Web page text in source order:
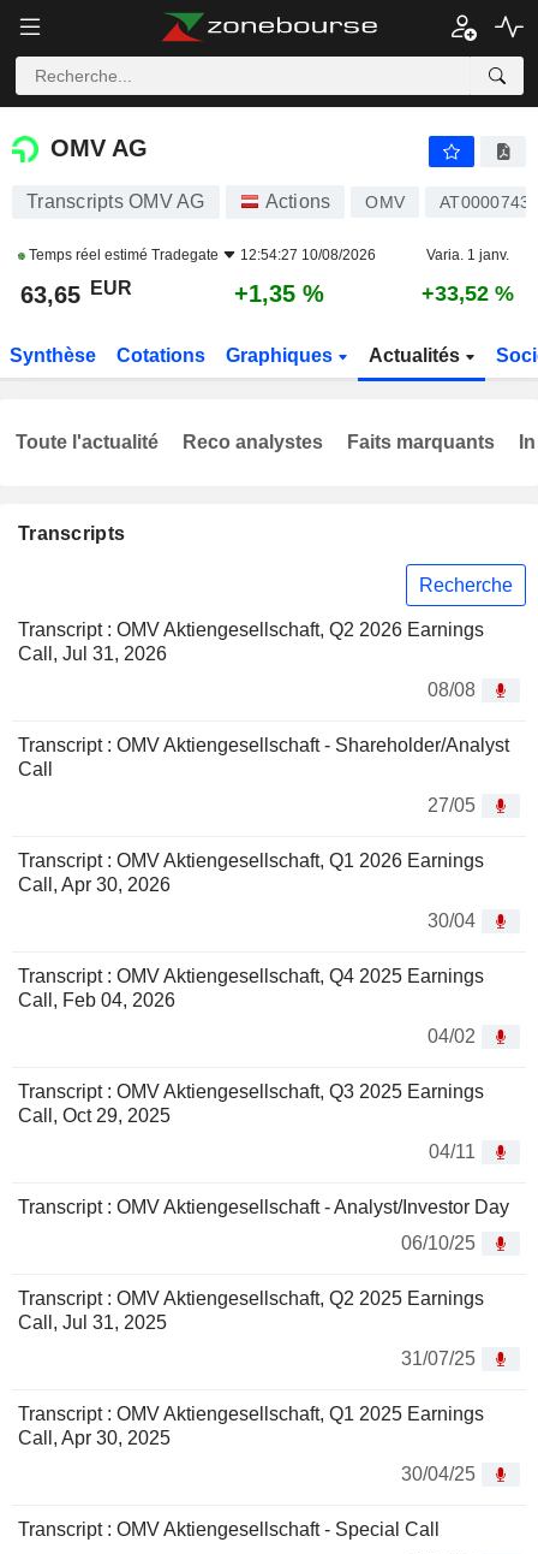
OMV AG
OMV AG
Transcripts OMV AG Actions OMV
Temps réel estimé Tradegate 12:54:27 10/08/2026 Varia. 1 janv.
63,65 EUR +1,35 % +33,52 %
Synthèse Cotations Graphiques Actualités
Transcripts
Recherche
Transcript : OMV Aktiengesellschaft, Q2 2026 Earnings
Call, Jul 31, 2026
08/08
Transcript : OMV Aktiengesellschaft - Shareholder/Analyst
Call
27/05
Transcript : OMV Aktiengesellschaft, Q1 2026 Earnings
Call, Apr 30, 2026
30/04
Transcript : OMV Aktiengesellschaft, Q4 2025 Earnings
Call, Feb 04, 2026
04/02
Transcript : OMV Aktiengesellschaft, Q3 2025 Earnings
Call, Oct 29, 2025
04/11
Transcript : OMV Aktiengesellschaft - Analyst/Investor Day
06/10/25
Transcript : OMV Aktiengesellschaft, Q2 2025 Earnings
Call, Jul 31, 2025
31/07/25
Transcript : OMV Aktiengesellschaft, Q1 2025 Earnings
Call, Apr 30, 2025
30/04/25
Transcript : OMV Aktiengesellschaft - Special Call
Toute l'actualité Reco analystes Faits marquants